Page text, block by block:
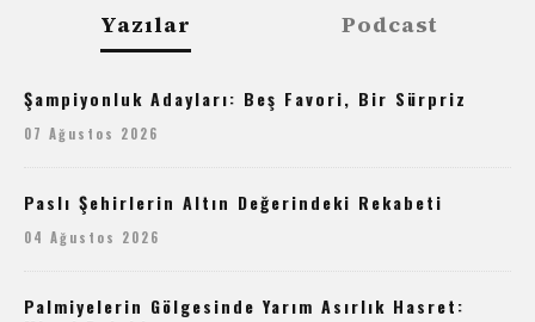
Yazılar Podcast
Şampiyonluk Adayları: Beş Favori, Bir Sürpriz
07 Ağustos 2026
Paslı Şehirlerin Altın Değerindeki Rekabeti
04 Ağustos 2026
Palmiyelerin Gölgesinde Yarım Asırlık Hasret: